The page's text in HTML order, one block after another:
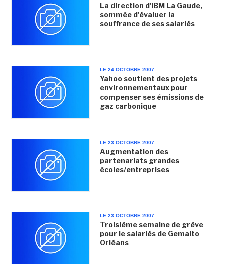
La direction d'IBM La Gaude,
sommée d'évaluer la
souffrance de ses salariés
LE 24 OCTOBRE 2007
Yahoo soutient des projets
environnementaux pour
compenser ses émissions de
gaz carbonique
LE 23 OCTOBRE 2007
Augmentation des
partenariats grandes
écoles/entreprises
LE 23 OCTOBRE 2007
Troisième semaine de grève
pour le salariés de Gemalto
Orléans